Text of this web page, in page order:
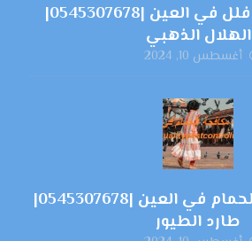
شركة تنظيف فلل في العين |0545307678|
الهلال الذهبي
أغسطس 10, 2024
شركة مكافحة الحمام في العين |0545307678|
طارد الطيور